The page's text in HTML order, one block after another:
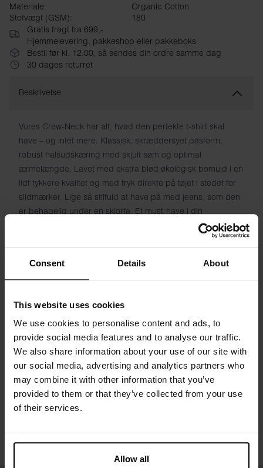
Consent Details About
This website uses cookies
We use cookies to personalise content and ads, to
provide social media features and to analyse our traffic.
We also share information about your use of our site with
our social media, advertising and analytics partners who
may combine it with other information that you’ve
provided to them or that they’ve collected from your use
of their services.
Allow all
Materiale:
Organic Cotton
Stofvægt (GSM):
180
Gratis fragt fra 699,-
Hjemmelevering, pakkeshop eller pakkeboks
Bestil før kl. 12.00, så sendes din ordre samme dag
30 dages returret
Beskrivelse
Vores Crew-Neck har alt, hvad den perfekte t-shirt skal
have – og intet mere. Klassisk, skræddersyet pasform,
robust halsudskæring med skjult søm og optimal
ærmelængde. Lavet med ekstra blød økologisk bomuld i en
lidt tykkere kvalitet og med tryk direkte på tøjet i stedet for
slidmærker. Lige så stilfuld at have på med jeans, som den
er behagelig under en skjorte. Et must-have i din
Modellen på billedet er 185 cm høj og bruger størrelse M.
Specifikation
Størrelsesguide
Vaskeanvisninger